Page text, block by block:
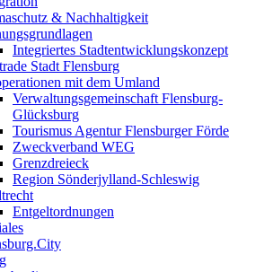
& Nachhaltigkeit
Integriertes Stadtentwicklungskonzept
Stadt Flensburg
mit dem Umland
Verwaltungsgemeinschaft Flensburg-
Glücksburg
Tourismus Agentur Flensburger Förde
Zweckverband WEG
Grenzdreieck
Region Sönderjylland-Schleswig
Entgeltordnungen